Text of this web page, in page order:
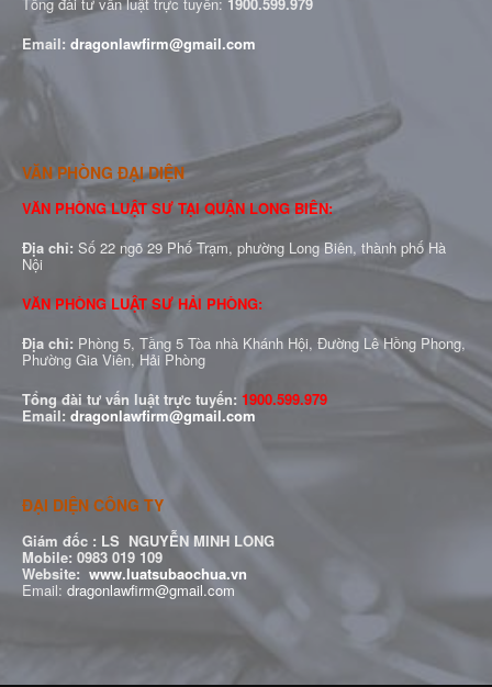
Email: dragonlawfirm@gmail.com
VĂN PHÒNG ĐẠI DIỆN
VĂN PHÒNG LUẬT SƯ TẠI QUẬN LONG BIÊN:
Địa chỉ: Số 22 ngõ 29 Phố Trạm, phường Long Biên, thành phố Hà
Nội
VĂN PHÒNG LUẬT SƯ HẢI PHÒNG:
Địa chỉ: Phòng 5, Tầng 5 Tòa nhà Khánh Hội, Đường Lê Hồng Phong,
Phường Gia Viên, Hải Phòng
Tổng đài tư vấn luật trực tuyến: 1900.599.979
Email: dragonlawfirm@gmail.com
ĐẠI DIỆN CÔNG TY
Giám đốc : LS NGUYỄN MINH LONG
Mobile: 0983 019 109
Website: www.luatsubaochua.vn
Email: dragonlawfirm@gmail.com